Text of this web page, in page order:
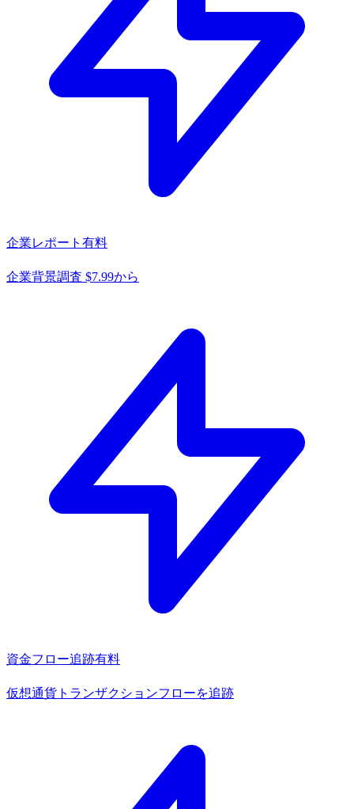
企業レポート 有料
企業背景調査 $7.99から
資金フロー追跡有料
仮想通貨トランザクションフローを追跡